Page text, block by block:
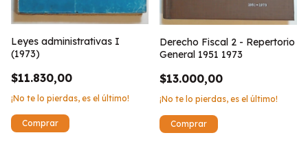
Leyes administrativas I
(1973)
$11.830,00
¡No te lo pierdas, es el último!
Derecho Fiscal 2 - Repertorio
General 1951 1973
$13.000,00
¡No te lo pierdas, es el último!